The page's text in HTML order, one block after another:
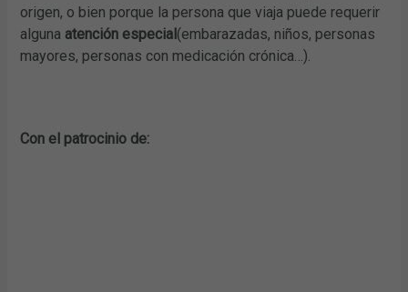
origen, o bien porque la persona que viaja puede requerir
alguna atención especial(embarazadas, niños, personas
mayores, personas con medicación crónica…).
Con el patrocinio de: